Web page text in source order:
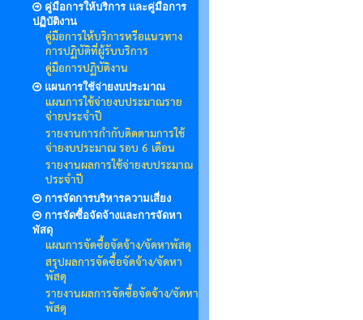
คู่มือการให้บริการ และคู่มือการ
ปฏิบัติงาน
คู่มือการให้บริการหรือแนวทาง
การปฏิบัติที่ผู้รับบริการ
คู่มือการปฏิบัติงาน
แผนการใช้จ่ายงบประมาณ
แผนการใช้จ่ายงบประมาณราย
จ่ายประจำปี
รายงานการกำกับติดตามการใช้
จ่ายงบประมาณ รอบ 6 เดือน
รายงานผลการใช้จ่ายงบประมาณ
ประจำปี
การจัดการบริหารความเสี่ยง
การจัดซื้อจัดจ้างและการจัดหา
พัสดุ
แผนการจัดซื้อจัดจ้าง/จัดหาพัสดุ
สรุปผลการจัดซื้อจัดจ้าง/จัดหา
พัสดุ
รายงานผลการจัดซื้อจัดจ้าง/จัดหา
พัสดุ